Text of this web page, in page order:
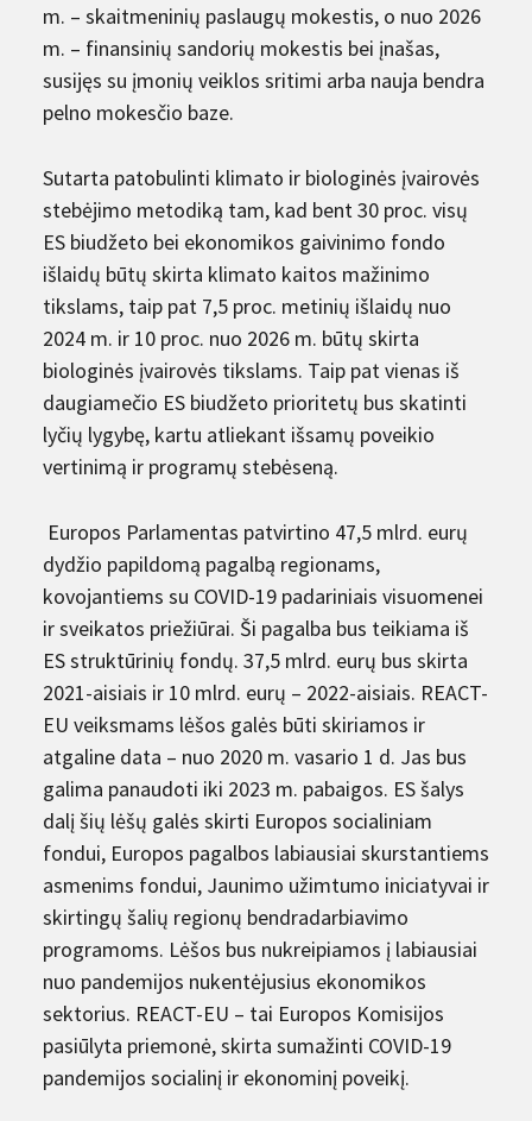
m. – skaitmeninių paslaugų mokestis, o nuo 2026
m. – finansinių sandorių mokestis bei įnašas,
susijęs su įmonių veiklos sritimi arba nauja bendra
pelno mokesčio baze.
Sutarta patobulinti klimato ir biologinės įvairovės
stebėjimo metodiką tam, kad bent 30 proc. visų
ES biudžeto bei ekonomikos gaivinimo fondo
išlaidų būtų skirta klimato kaitos mažinimo
tikslams, taip pat 7,5 proc. metinių išlaidų nuo
2024 m. ir 10 proc. nuo 2026 m. būtų skirta
biologinės įvairovės tikslams. Taip pat vienas iš
daugiamečio ES biudžeto prioritetų bus skatinti
lyčių lygybę, kartu atliekant išsamų poveikio
vertinimą ir programų stebėseną.
Europos Parlamentas patvirtino 47,5 mlrd. eurų
dydžio papildomą pagalbą regionams,
kovojantiems su COVID-19 padariniais visuomenei
ir sveikatos priežiūrai. Ši pagalba bus teikiama iš
ES struktūrinių fondų. 37,5 mlrd. eurų bus skirta
2021-aisiais ir 10 mlrd. eurų – 2022-aisiais. REACT-
EU veiksmams lėšos galės būti skiriamos ir
atgaline data – nuo 2020 m. vasario 1 d. Jas bus
galima panaudoti iki 2023 m. pabaigos. ES šalys
dalį šių lėšų galės skirti Europos socialiniam
fondui, Europos pagalbos labiausiai skurstantiems
asmenims fondui, Jaunimo užimtumo iniciatyvai ir
skirtingų šalių regionų bendradarbiavimo
programoms. Lėšos bus nukreipiamos į labiausiai
nuo pandemijos nukentėjusius ekonomikos
sektorius. REACT-EU – tai Europos Komisijos
pasiūlyta priemonė, skirta sumažinti COVID-19
pandemijos socialinį ir ekonominį poveikį.